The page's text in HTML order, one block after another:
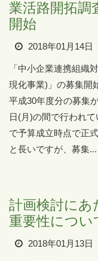
業活路開拓調
開始
2018年01月14日
「中小企業連携組織
現化事業)」の募集開
平成30年度分の募集
日(月)の間で行われ
で予算成立時点で正
と長いですが、募集...
計画検討にあ
重要性につい
2018年01月13日